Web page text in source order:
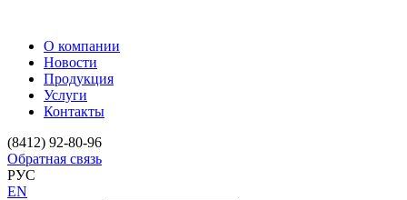
О компании
Новости
Продукция
Услуги
Контакты
(8412) 92-80-96
Обратная связь
РУС
EN